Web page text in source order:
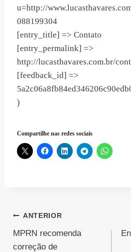
u=http://
088199304
[entry_title] => Contato
[entry_permalink] =>
http://lucasthavares.com.br/
[feedback_id] =>
)
Compartilhe nas redes sociais
Navegação
de
ANTERIOR
MPRN recomenda
correção de